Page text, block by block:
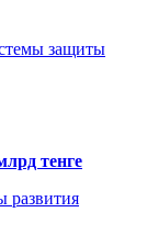
защиты
тенге
развития